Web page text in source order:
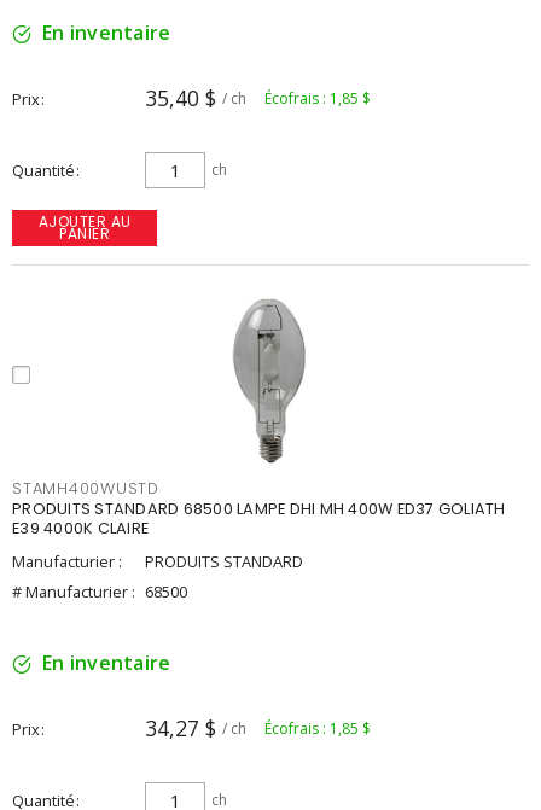
En inventaire
Prix 35,40 $ / ch Écofrais : 1,85 $
Quantité ch
AJOUTER AU
PANIER
STAMH400WUSTD
PRODUITS STANDARD 68500 LAMPE DHI MH 400W ED37 GOLIATH
E39 4000K CLAIRE
Manufacturier :
PRODUITS STANDARD
# Manufacturier : 68500
En inventaire
Prix 34,27 $ / ch Écofrais : 1,85 $
Quantité ch